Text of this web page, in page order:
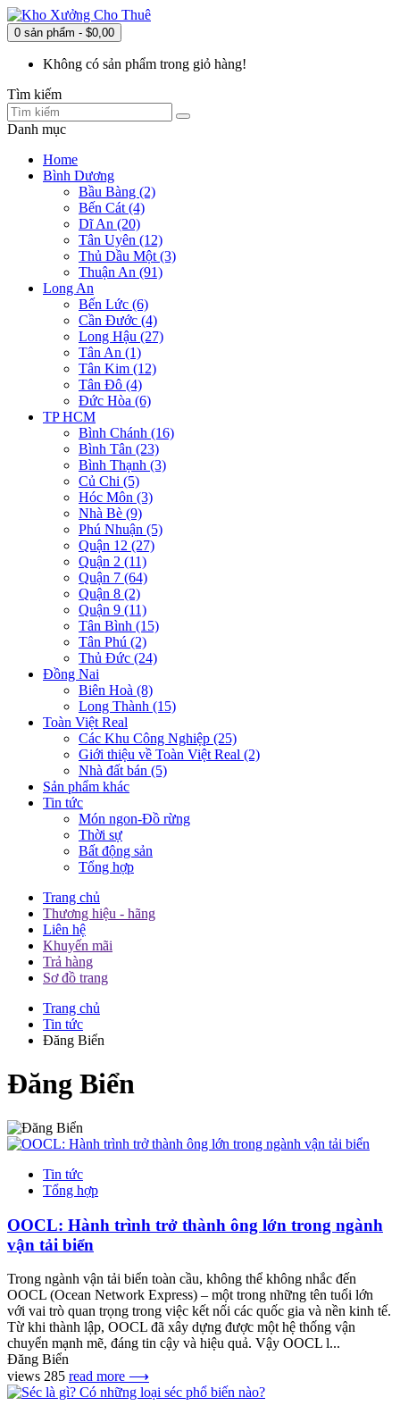
0 sản phẩm - $0,00
Không có sản phẩm trong giỏ hàng!
Tìm kiếm
Danh mục
Home
Bình Dương
Bầu Bàng (2)
Bến Cát (4)
Dĩ An (20)
Tân Uyên (12)
Thủ Dầu Một (3)
Thuận An (91)
Long An
Bến Lức (6)
Cần Đước (4)
Long Hậu (27)
Tân An (1)
Tân Kim (12)
Tân Đô (4)
Đức Hòa (6)
TP HCM
Bình Chánh (16)
Bình Tân (23)
Bình Thạnh (3)
Củ Chi (5)
Hóc Môn (3)
Nhà Bè (9)
Phú Nhuận (5)
Quận 12 (27)
Quận 2 (11)
Quận 7 (64)
Quận 8 (2)
Quận 9 (11)
Tân Bình (15)
Tân Phú (2)
Thủ Đức (24)
Đồng Nai
Biên Hoà (8)
Long Thành (15)
Toàn Việt Real
Các Khu Công Nghiệp (25)
Giới thiệu về Toàn Việt Real (2)
Nhà đất bán (5)
Sản phẩm khác
Tin tức
Món ngon-Đồ rừng
Thời sự
Bất động sản
Tổng hợp
Trang chủ
Thương hiệu - hãng
Liên hệ
Khuyến mãi
Trả hàng
Sơ đồ trang
Trang chủ
Tin tức
Đăng Biển
Đăng Biển
Tin tức
Tổng hợp
OOCL: Hành trình trở thành ông lớn trong ngành
vận tải biển
Trong ngành vận tải biển toàn cầu, không thể không nhắc đến
OOCL (Ocean Network Express) – một trong những tên tuổi lớn
với vai trò quan trọng trong việc kết nối các quốc gia và nền kinh tế.
Từ khi thành lập, OOCL đã xây dựng được một hệ thống vận
chuyển mạnh mẽ, đáng tin cậy và hiệu quả. Vậy OOCL l...
Đăng Biển
views 285 read more ⟶